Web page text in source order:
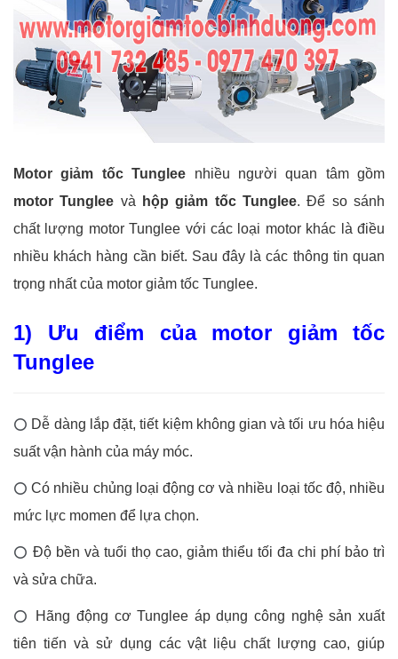
Motor giảm tốc Tunglee nhiều người quan tâm gồm
motor Tunglee và hộp giảm tốc Tunglee. Để so sánh
chất lượng motor Tunglee với các loại motor khác là điều
nhiều khách hàng cần biết. Sau đây là các thông tin quan
trọng nhất của motor giảm tốc Tunglee.
1) Ưu điểm của motor giảm tốc
Tunglee
⭕ Dễ dàng lắp đặt, tiết kiệm không gian và tối ưu hóa hiệu
suất vận hành của máy móc.
⭕Có nhiều chủng loại động cơ và nhiều loại tốc độ, nhiều
mức lực momen để lựa chọn.
⭕ Độ bền và tuổi thọ cao, giảm thiểu tối đa chi phí bảo trì
và sửa chữa.
⭕
Hãng động cơ Tunglee áp dụng công nghệ sản xuất
tiên tiến và sử dụng các vật liệu chất lượng cao, giúp